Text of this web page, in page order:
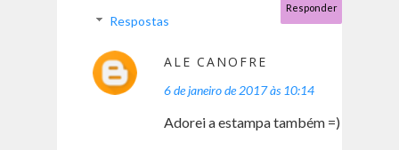
Responder
Respostas
ALE CANOFRE
6 de janeiro de 2017 às 10:14
Adorei a estampa também =)